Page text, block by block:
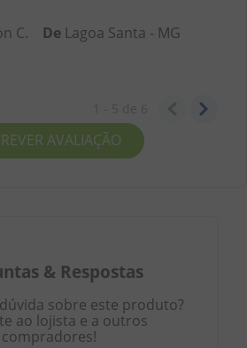
C. De Lagoa Santa - MG
AVALIAÇÃO
& Respostas
sobre este produto?
ao lojista e a outros
compradores!